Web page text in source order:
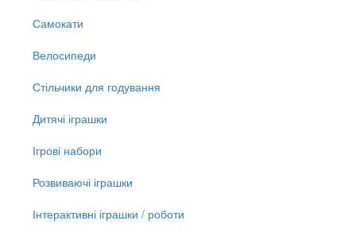
Самокати
Велосипеди
Стільчики для годування
Дитячі іграшки
Ігрові набори
Розвиваючі іграшки
Інтерактивні іграшки / роботи